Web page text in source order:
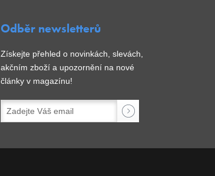
Odběr newsletterů
Získejte přehled o novinkách, slevách,
akčním zboží a upozornění na nové
články v magazínu!